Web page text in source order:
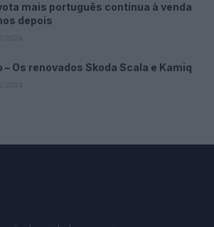
mais português continua à venda
depois
– Os renovados Skoda Scala e Kamiq